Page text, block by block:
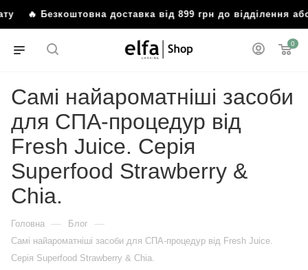
доставка від 899 грн до відділення або
0
Самі найароматніші засоби
для СПА-процедур від
Fresh Juice. Серія
Superfood Strawberry &
Chia.
Головна — Блог —
Самі найароматніші засоби для СПА-процедур від Fresh Juice.
Серія Superfood Strawberry & Chia.